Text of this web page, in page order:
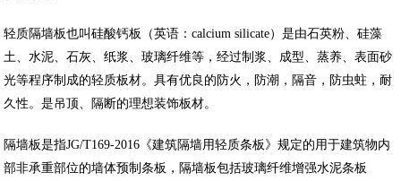
轻质隔墙板也叫硅酸钙板（英语：calcium silicate）是由石英粉、硅藻
土、水泥、石灰、纸浆、玻璃纤维等，经过制浆、成型、蒸养、表面砂
光等程序制成的轻质板材。具有优良的防火，防潮，隔音，防虫蛀，耐
久性。是吊顶、隔断的理想装饰板材。
隔墙板是指JG/T169-2016《建筑隔墙用轻质条板》规定的用于建筑物内
部非承重部位的墙体预制条板，隔墙板包括玻璃纤维增强水泥条板